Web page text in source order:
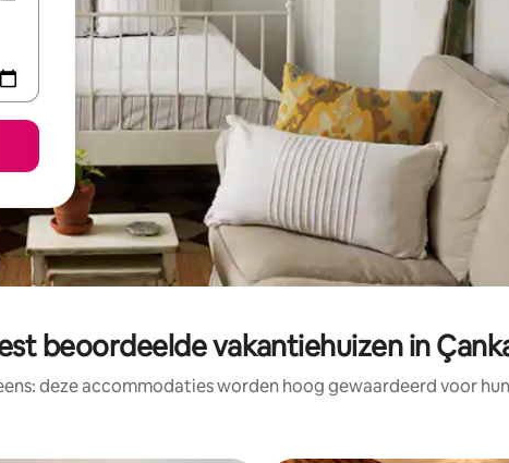
beoordeelde vakantiehuizen in
deze accommodaties worden hoog gewaardeerd voor